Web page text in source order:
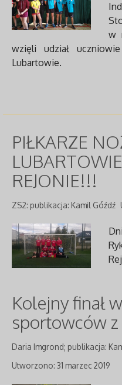
w
wzięli udział
Lubartowie.
PIŁKARZE
REJONIE!!!
ZS2: publikacja: Kamil Góźdź
Kolejny finał
sportowców z
Daria Imgrond; publikacja:
Utworzono: 31 marzec 2019